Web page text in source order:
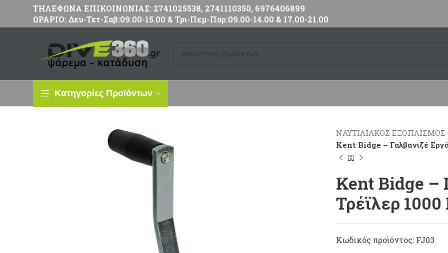
ΤΗΛΕΦΩΝΑ ΕΠΙΚΟΙΝΩΝΙΑΣ: 2741025538, 2741110350, 6976406899
ΩΡΑΡΙΟ: Δευ-Τετ-Σαβ:09.00-15.00 & Τρι-Πεμ-Παρ:09.00-14.00 & 17.00-21.00
Κατηγορίες Προϊόντων
ΝΑΥΤΙΛΙΑΚΟΣ ΕΞΟΠΛΙΣΜΟΣ
Kent Bidge – Γαλβανιζέ
Kent Bidge –
Τρέϊλερ 1000
Κωδικός προϊόντος: FJ03